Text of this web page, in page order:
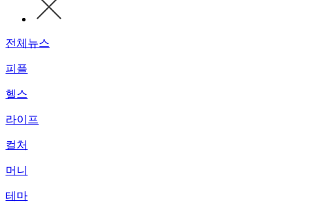
전체뉴스
피플
헬스
라이프
컬처
머니
테마